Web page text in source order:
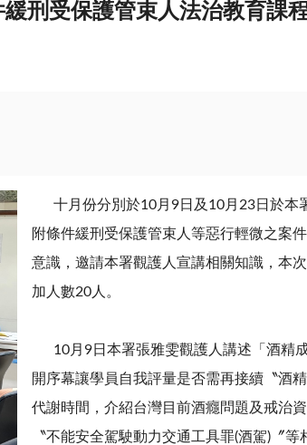
刑受保護管束人法治教育課
十月份分別於10月 9日及 10月 23日於本
附條件緩刑受保護管束人等惡行輕微之案
意識，邀請本署觀護人宣講相關知識，本
加人數20人。
10月 9日本署張雅雯觀護人講述「酒精
開序幕讓學員自我評量是否需再接續〝酒
代謝時間，介紹台灣目前酒癮問題及戒治
〝不能安全駕駛動力交通工具罪(酒駕) 〞